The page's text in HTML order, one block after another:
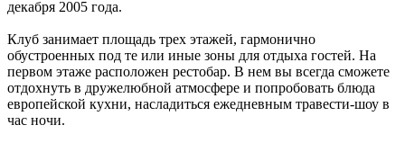
декабря 2005 года.
Клуб занимает площадь трех этажей, гармонично
обустроенных под те или иные зоны для отдыха гостей. На
первом этаже расположен рестобар. В нем вы всегда сможете
отдохнуть в дружелюбной атмосфере и попробовать блюда
европейской кухни, насладиться ежедневным травести-шоу в
час ночи.